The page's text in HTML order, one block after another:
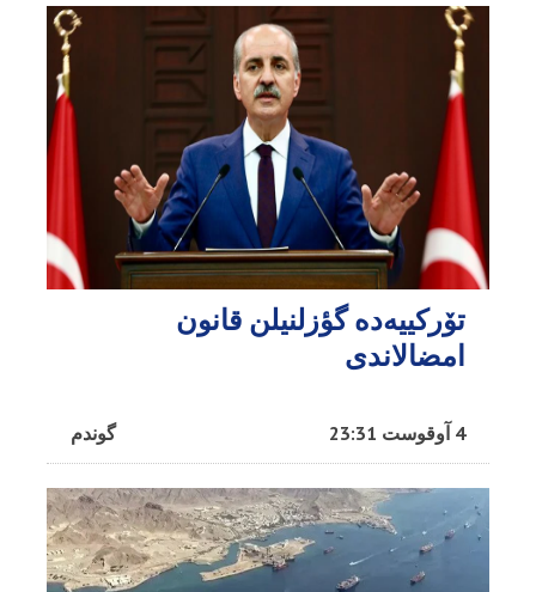
تۆرکییه‌ده گؤزلنیلن قانون
امضالاندی
گوندم 4 آوقوست 23:31